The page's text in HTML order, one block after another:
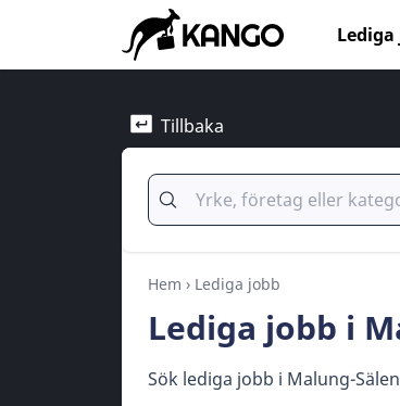
Lediga
Tillbaka
Hem › Lediga jobb
Lediga jobb i
Sök lediga jobb i Malung-